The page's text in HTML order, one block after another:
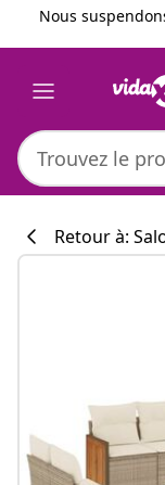
Précédent
Suivant
Nous
Retour à: